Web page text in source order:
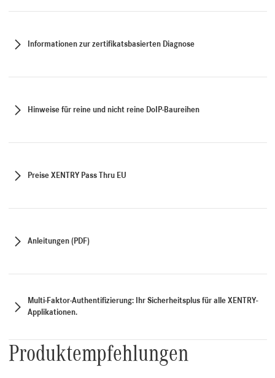
Informationen zur zertifikatsbasierten Diagnose
Hinweise für reine und nicht reine DoIP-Baureihen
Preise XENTRY Pass Thru EU
Anleitungen (PDF)
Multi-Faktor-Authentifizierung: Ihr Sicherheitsplus für alle XENTRY-
Applikationen.
Produktempfehlungen